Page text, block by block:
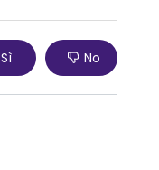
Sì No